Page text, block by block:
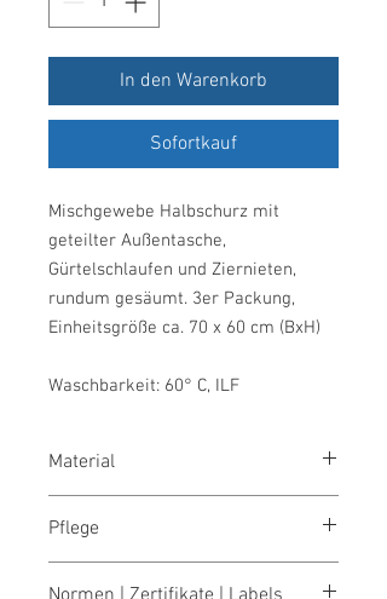
In den Warenkorb
Sofortkauf
Mischgewebe Halbschurz mit
geteilter Außentasche,
Gürtelschlaufen und Ziernieten,
rundum gesäumt. 3er Packung,
Einheitsgröße ca. 70 x 60 cm (BxH)
Waschbarkeit: 60° C, ILF
Material
g/m²
Pflege